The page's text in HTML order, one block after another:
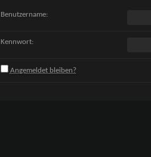
Benutzername:
Kennwort:
Angemeldet bleiben?